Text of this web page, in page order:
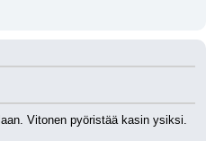
Vitonen pyöristää kasin ysiksi.